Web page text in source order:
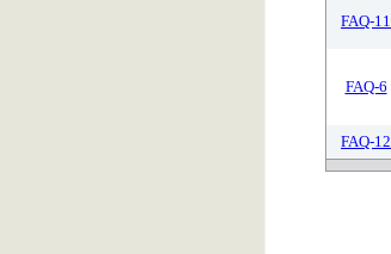
FAQ-11
FAQ-6
FAQ-12